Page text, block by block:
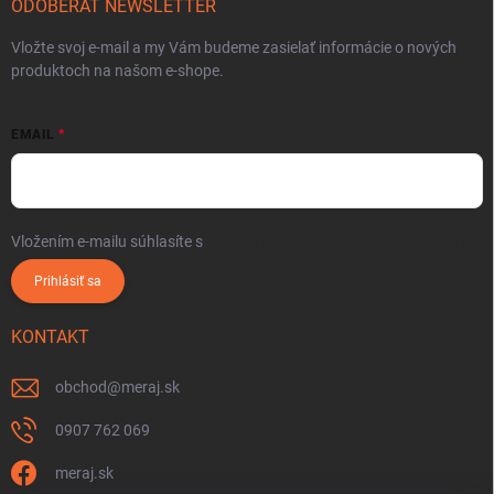
ODOBERAŤ NEWSLETTER
Vložte svoj e-mail a my Vám budeme zasielať informácie o nových
produktoch na našom e-shope.
EMAIL
Vložením e-mailu súhlasíte s
Prihlásiť sa
KONTAKT
obchod@meraj.sk
0907 762 069
meraj.sk